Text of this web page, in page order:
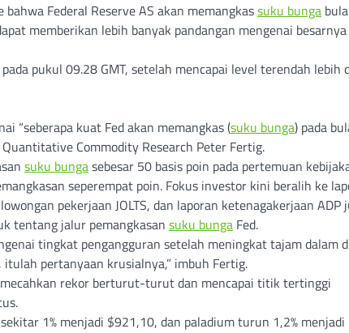
Federal Reserve AS akan memangkassuku bunga
memberikan lebih banyak pandangan mengenai besarnya
pukul 09.28 GMT, setelah mencapai level terendah lebih
“seberapa kuat Fed akan memangkas (suku bunga) pada
Commodity Research Peter Fertig.
suku bungasebesar 50 basis poin pada pertemuan
seperempat poin. Fokus investor kini beralih ke
pekerjaan JOLTS, dan laporan ketenagakerjaan ADP
tentang jalur pemangkasan suku bunga Fed.
tingkat pengangguran setelah meningkat tajam dalam
pertanyaan krusialnya,” imbuh Fertig.
rekor berturut-turut dan mencapai titik tertinggi
1% menjadi $921,10, dan paladium turun 1,2% menjadi